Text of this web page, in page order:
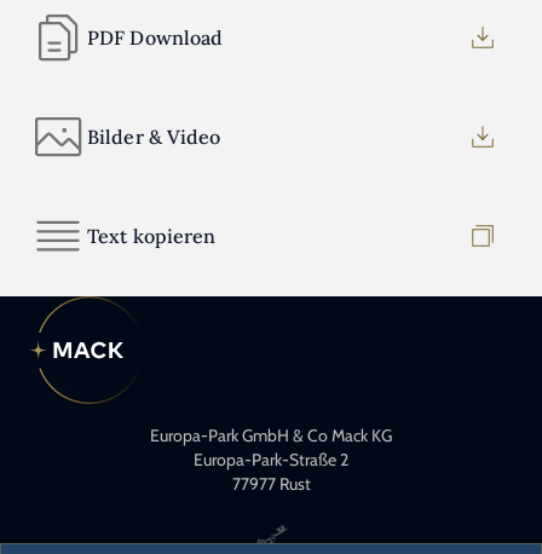
PDF Download
Bilder & Video
Text kopieren
Europa-Park GmbH & Co Mack KG
Europa-Park-Straße 2
77977 Rust